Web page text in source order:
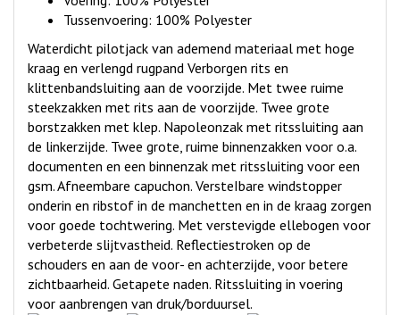
Tussenvoering: 100% Polyester
Waterdicht pilotjack van ademend materiaal met hoge
kraag en verlengd rugpand Verborgen rits en
klittenbandsluiting aan de voorzijde. Met twee ruime
steekzakken met rits aan de voorzijde. Twee grote
borstzakken met klep. Napoleonzak met ritssluiting aan
de linkerzijde. Twee grote, ruime binnenzakken voor o.a.
documenten en een binnenzak met ritssluiting voor een
gsm. Afneembare capuchon. VersteIbare windstopper
onderin en ribstof in de manchetten en in de kraag zorgen
voor goede tochtwering. Met verstevigde ellebogen voor
verbeterde slijtvastheid. Reflectiestroken op de
schouders en aan de voor- en achterzijde, voor betere
zichtbaarheid. Getapete naden. Ritssluiting in voering
voor aanbrengen van druk/borduursel.